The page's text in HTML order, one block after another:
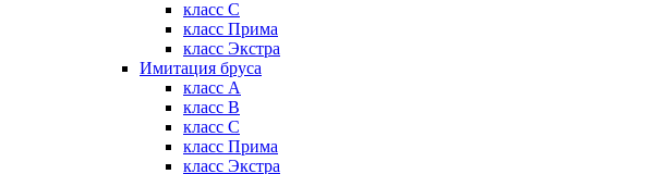
класс C
класс Прима
класс Экстра
Имитация бруса
класс А
класс B
класс C
класс Прима
класс Экстра